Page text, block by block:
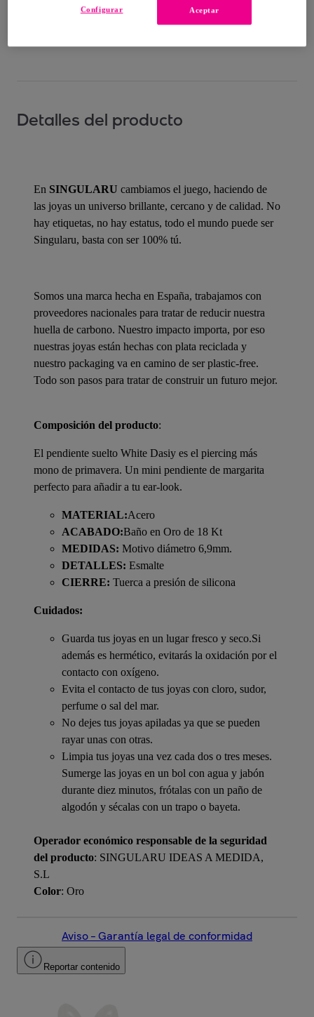
Detalles del producto
En SINGULARU cambiamos el juego, haciendo de
las joyas un universo brillante, cercano y de calidad. No
hay etiquetas, no hay estatus, todo el mundo puede ser
Singularu, basta con ser 100% tú.
Somos una marca hecha en España, trabajamos con
proveedores nacionales para tratar de reducir nuestra
huella de carbono. Nuestro impacto importa, por eso
nuestras joyas están hechas con plata reciclada y
nuestro packaging va en camino de ser plastic-free.
Todo son pasos para tratar de construir un futuro mejor.
Composición del producto:
El pendiente suelto White Dasiy es el piercing más
mono de primavera. Un mini pendiente de margarita
perfecto para añadir a tu ear-look.
MATERIAL:Acero
ACABADO:Baño en Oro de 18 Kt
MEDIDAS: Motivo diámetro 6,9mm.
DETALLES: Esmalte
CIERRE: Tuerca a presión de silicona
Cuidados:
Guarda tus joyas en un lugar fresco y seco.Si
además es hermético, evitarás la oxidación por el
contacto con oxígeno.
Evita el contacto de tus joyas con cloro, sudor,
perfume o sal del mar.
No dejes tus joyas apiladas ya que se pueden
rayar unas con otras.
Limpia tus joyas una vez cada dos o tres meses.
Sumerge las joyas en un bol con agua y jabón
durante diez minutos, frótalas con un paño de
algodón y sécalas con un trapo o bayeta.
Operador económico responsable de la seguridad
del producto: SINGULARU IDEAS A MEDIDA,
S.L
Color: Oro
Aviso – Garantía legal de conformidad
Reportar contenido
Aceptar
Configurar